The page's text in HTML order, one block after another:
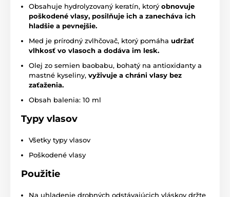
Obsahuje hydrolyzovaný keratín, ktorý obnovuje
poškodené vlasy, posilňuje ich a zanecháva ich
hladšie a pevnejšie.
Med je prírodný zvlhčovač, ktorý pomáha udržať
vlhkosť vo vlasoch a dodáva im lesk.
Olej zo semien baobabu, bohatý na antioxidanty a
mastné kyseliny, vyživuje a chráni vlasy bez
zaťaženia.
Obsah balenia: 10 ml
Typy vlasov
Všetky typy vlasov
Poškodené vlasy
Použitie
Na uhladenie drobných odstávajúcich vláskov držte